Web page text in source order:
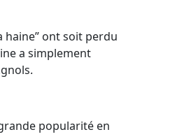
haine” ont soit perdu
a simplement
popularité en